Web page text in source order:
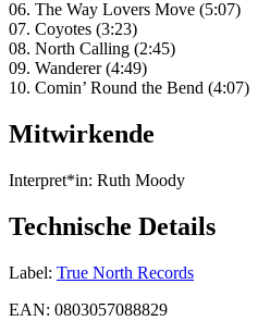
06. The Way Lovers Move (5:07)
07. Coyotes (3:23)
08. North Calling (2:45)
09. Wanderer (4:49)
10. Comin’ Round the Bend (4:07)
Mitwirkende
Interpret*in: Ruth Moody
Technische Details
Label: True North Records
EAN: 0803057088829